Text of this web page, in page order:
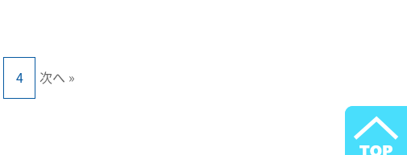
4 次へ »